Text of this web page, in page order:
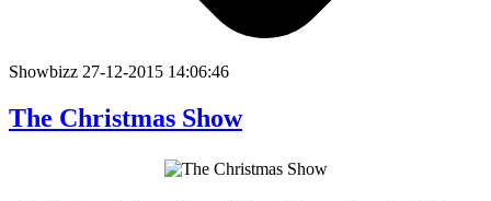
Showbizz 27-12-2015 14:06:46
The Christmas Show